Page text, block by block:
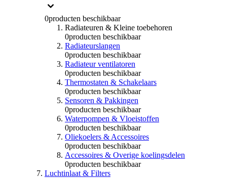
0producten beschikbaar
Radiateuren & Kleine toebehoren
0producten beschikbaar
Radiateurslangen
0producten beschikbaar
Radiateur ventilatoren
0producten beschikbaar
Thermostaten & Schakelaars
0producten beschikbaar
Sensoren & Pakkingen
0producten beschikbaar
Waterpompen & Vloeistoffen
0producten beschikbaar
Oliekoelers & Accessoires
0producten beschikbaar
Accessoires & Overige koelingsdelen
0producten beschikbaar
Luchtinlaat & Filters